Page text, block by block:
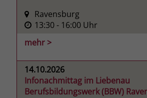
Ravensburg
13:30- 16:00 Uhr
mehr >
14.10.2026
Infonachmittag im Liebenau
Berufsbildungswerk (BBW)